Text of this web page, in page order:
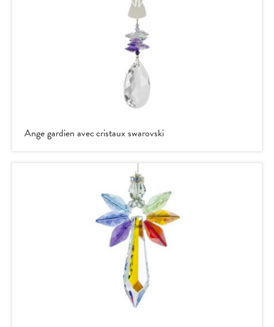
Ange gardien avec cristaux swarovski